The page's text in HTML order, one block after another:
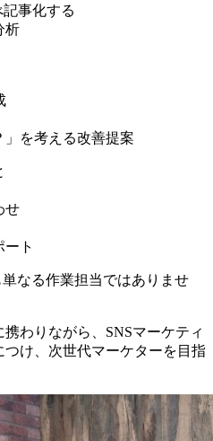
記事化する
析
」を考える改善提案
せ
ート
なる作業担当ではありませ
わりながら、SNSマーケティ
け、次世代マーケターを目指